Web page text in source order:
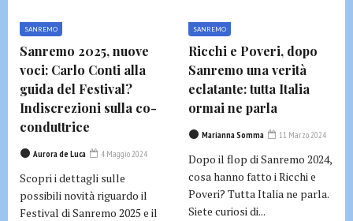
SANREMO
Sanremo 2025, nuove
voci: Carlo Conti alla
guida del Festival?
Indiscrezioni sulla co-
conduttrice
Aurora de Luca 4 Maggio 2024
Scopri i dettagli sulle
possibili novità riguardo il
Festival di Sanremo 2025 e il
SANREMO
Ricchi e Poveri, dopo
Sanremo una verità
eclatante: tutta Italia
ormai ne parla
Marianna Somma 11 Marzo 2024
Dopo il flop di Sanremo 2024,
cosa hanno fatto i Ricchi e
Poveri? Tutta Italia ne parla.
Siete curiosi di...